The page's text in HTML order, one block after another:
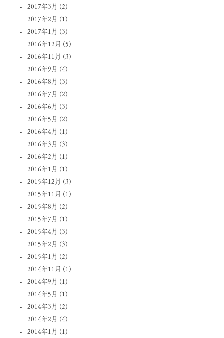
2017年3月 (2)
2017年2月 (1)
2017年1月 (3)
2016年12月 (5)
2016年11月 (3)
2016年9月 (4)
2016年8月 (3)
2016年7月 (2)
2016年6月 (3)
2016年5月 (2)
2016年4月 (1)
2016年3月 (3)
2016年2月 (1)
2016年1月 (1)
2015年12月 (3)
2015年11月 (1)
2015年8月 (2)
2015年7月 (1)
2015年4月 (3)
2015年2月 (3)
2015年1月 (2)
2014年11月 (1)
2014年9月 (1)
2014年5月 (1)
2014年3月 (2)
2014年2月 (4)
2014年1月 (1)